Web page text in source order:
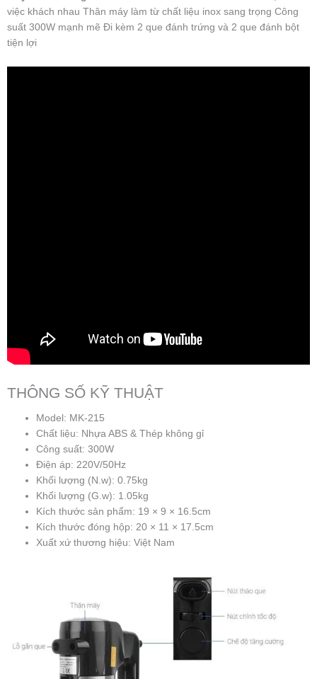
việc khách nhau Thân máy làm từ chất liệu inox sang trọng Công
suất 300W mạnh mẽ Đi kèm 2 que đánh trứng và 2 que đánh bột
tiện lợi
THÔNG SỐ KỸ THUẬT
Model: MK-215
Chất liệu: Nhựa ABS & Thép không gỉ
Công suất: 300W
Điện áp: 220V/50Hz
Khối lượng (N.w): 0.75kg
Khối lượng (G.w): 1.05kg
Kích thước sản phẩm: 19 × 9 × 16.5cm
Kích thước đóng hộp: 20 × 11 × 17.5cm
Xuất xứ thương hiệu: Việt Nam